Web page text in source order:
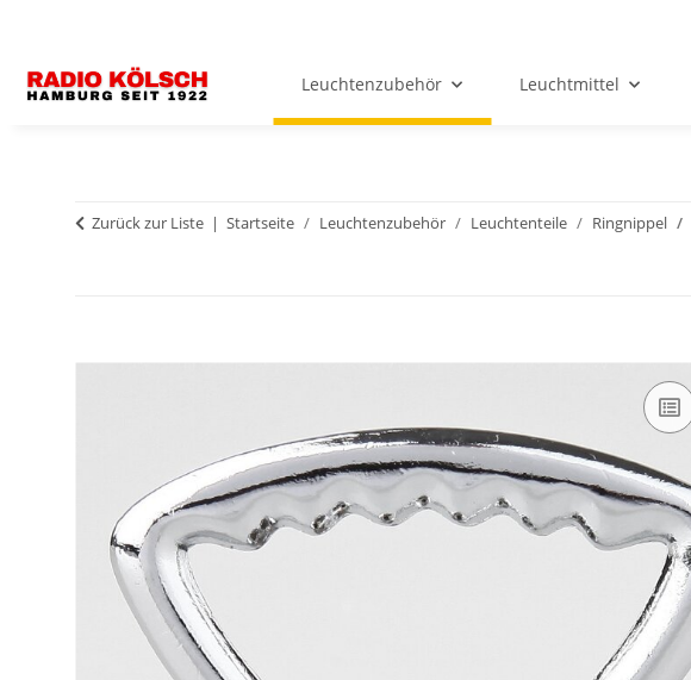
Leuchtenzubehör Leuchtmittel
Zurück zur Liste Startseite Leuchtenzubehör Leuchtenteile Ringnippel